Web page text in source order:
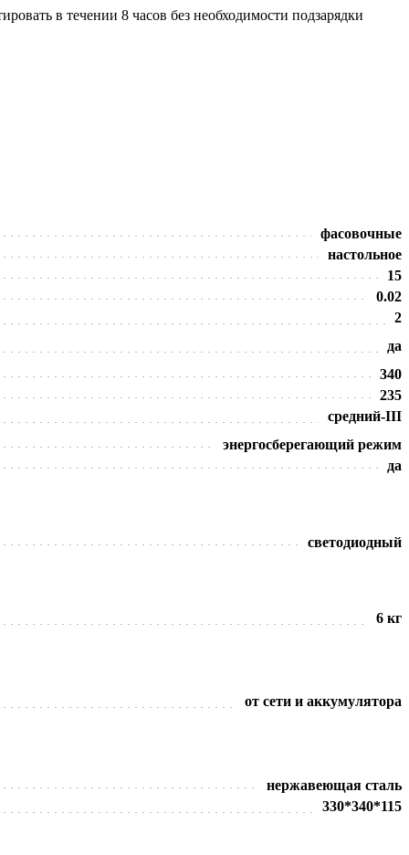
в течении 8 часов без необходимости подзарядки
фасовочные
настольное
15
0.02
2
да
340
235
средний-III
энергосберегающий режим
да
светодиодный
6 кг
от сети и аккумулятора
нержавеющая сталь
330*340*115